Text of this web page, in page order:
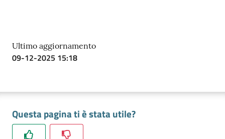
Ultimo aggiornamento
09-12-2025 15:18
Questa pagina ti è stata utile?